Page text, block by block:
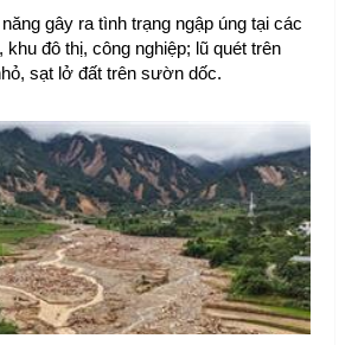
gây ra tình trạng ngập úng tại các
khu đô thị, công nghiệp; lũ quét trên
sạt lở đất trên sườn dốc.